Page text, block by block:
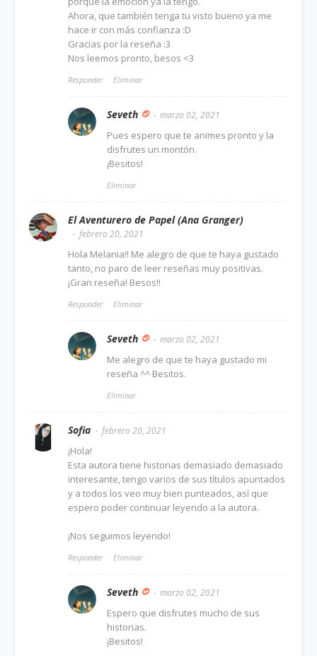
Ahora, que también tenga tu visto bueno ya me
hace ir con más confianza :D
Gracias por la reseña :3
Nos leemos pronto, besos <3
Responder Eliminar
Seveth marzo 02, 2021
Pues espero que te animes pronto y la
disfrutes un montón.
¡Besitos!
Eliminar
El Aventurero de Papel (Ana Granger)
febrero 20, 2021
Hola Melania!! Me alegro de que te haya gustado
tanto, no paro de leer reseñas muy positivas.
¡Gran reseña! Besos!!
Responder Eliminar
Seveth marzo 02, 2021
Me alegro de que te haya gustado mi
reseña ^^ Besitos.
Eliminar
Sofia febrero 20, 2021
¡Hola!
Esta autora tiene historias demasiado demasiado
interesante, tengo varios de sus títulos apuntados
y a todos los veo muy bien punteados, así que
espero poder continuar leyendo a la autora.
¡Nos seguimos leyendo!
Responder Eliminar
Seveth marzo 02, 2021
Espero que disfrutes mucho de sus
historias.
¡Besitos!